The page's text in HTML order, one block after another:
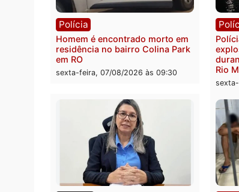
Polícia Federal apreende 400
quilos de drogas e prende
motorista em RO
sexta-feira, 07/08/2026 às 09:40
Polícia